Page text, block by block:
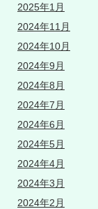
2025年1月
2024年11月
2024年10月
2024年9月
2024年8月
2024年7月
2024年6月
2024年5月
2024年4月
2024年3月
2024年2月